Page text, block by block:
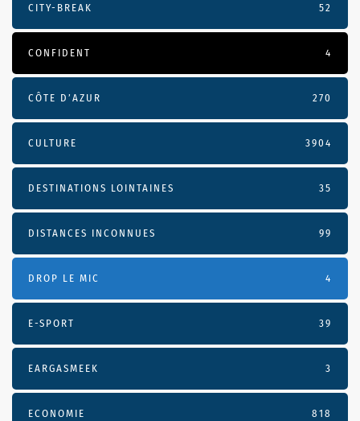
CITY-BREAK 52
CONFIDENT 4
CÔTE D’AZUR 270
CULTURE 3904
DESTINATIONS LOINTAINES 35
DISTANCES INCONNUES 99
DROP LE MIC 4
E-SPORT 39
EARGASMEEK 3
ECONOMIE 818